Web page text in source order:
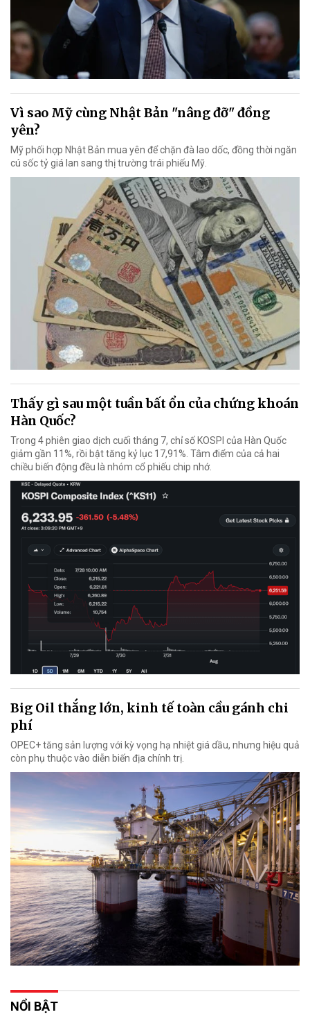
Vì sao Mỹ cùng Nhật Bản "nâng đỡ" đồng
yên?
Mỹ phối hợp Nhật Bản mua yên để chặn đà lao dốc, đồng thời ngăn
cú sốc tỷ giá lan sang thị trường trái phiếu Mỹ.
Thấy gì sau một tuần bất ổn của chứng khoán
Hàn Quốc?
Trong 4 phiên giao dịch cuối tháng 7, chỉ số KOSPI của Hàn Quốc
giảm gần 11%, rồi bật tăng kỷ lục 17,91%. Tâm điểm của cả hai
chiều biến động đều là nhóm cổ phiếu chip nhớ.
Big Oil thắng lớn, kinh tế toàn cầu gánh chi
phí
OPEC+ tăng sản lượng với kỳ vọng hạ nhiệt giá dầu, nhưng hiệu quả
còn phụ thuộc vào diễn biến địa chính trị.
NỔI BẬT